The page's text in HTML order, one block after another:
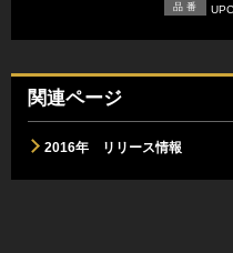
品 番
関連ページ
2016年 リリース情報